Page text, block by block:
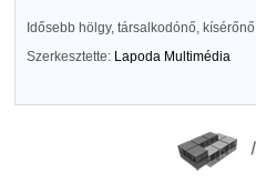
Idősebb hölgy, társalkodónő, kísérőnő
Szerkesztette: Lapoda Multimédia